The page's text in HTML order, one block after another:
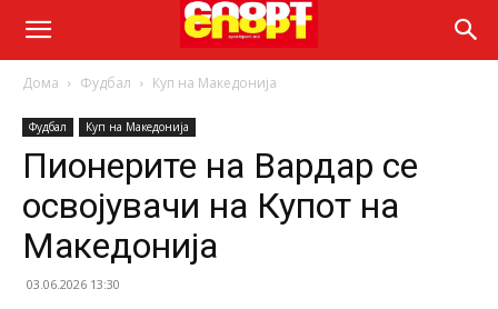
Дома Фудбал Куп на Македонија
Фудбал Куп на Македонија
Пионерите на Вардар се
освојувачи на Купот на
Македонија
03.06.2026 13:30